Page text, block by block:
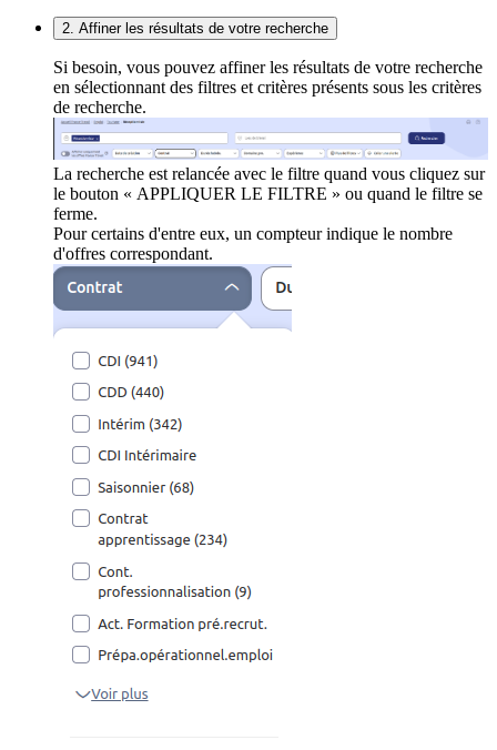
2. Affiner les résultats de votre recherche
Si besoin, vous pouvez affiner les résultats de votre recherche
en sélectionnant des filtres et critères présents sous les critères
de recherche.
La recherche est relancée avec le filtre quand vous cliquez sur
le bouton « APPLIQUER LE FILTRE » ou quand le filtre se
ferme.
Pour certains d'entre eux, un compteur indique le nombre
d'offres correspondant.